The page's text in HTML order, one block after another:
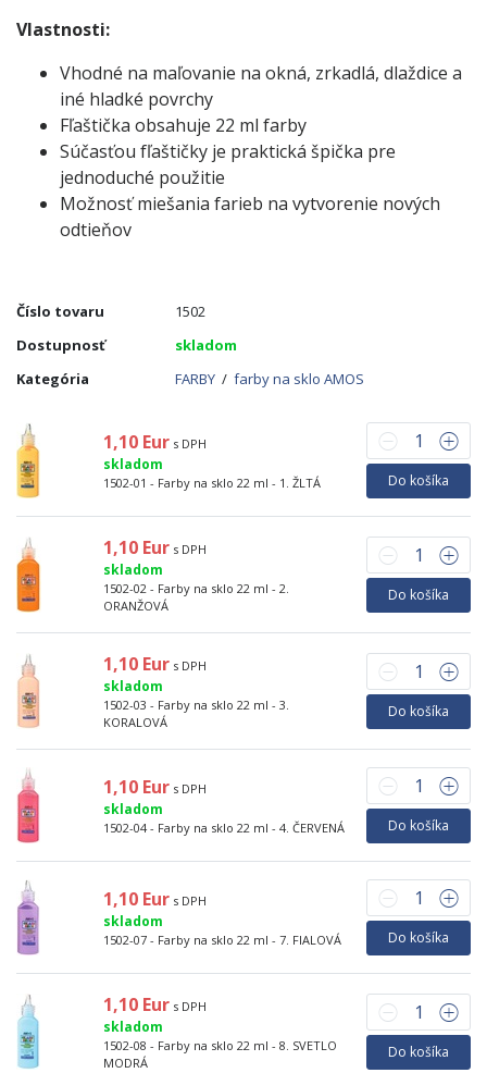
Vlastnosti:
Vhodné na maľovanie na okná, zrkadlá, dlaždice a
iné hladké povrchy
Fľaštička obsahuje 22 ml farby
Súčasťou fľaštičky je praktická špička pre
jednoduché použitie
Možnosť miešania farieb na vytvorenie nových
odtieňov
Číslo tovaru
1502
Dostupnosť
skladom
Kategória
FARBY / farby na sklo AMOS
1,10 Eur s DPH
skladom
1502-01 - Farby na sklo 22 ml - 1. ŽLTÁ Do košíka
1,10 Eur s DPH
skladom
1502-02 - Farby na sklo 22 ml - 2.
ORANŽOVÁ
Do košíka
1,10 Eur s DPH
skladom
1502-03 - Farby na sklo 22 ml - 3.
KORALOVÁ
Do košíka
1,10 Eur s DPH
skladom
1502-04 - Farby na sklo 22 ml - 4. ČERVENÁ Do košíka
1,10 Eur s DPH
skladom
1502-07 - Farby na sklo 22 ml - 7. FIALOVÁ Do košíka
1,10 Eur s DPH
skladom
1502-08 - Farby na sklo 22 ml - 8. SVETLO
MODRÁ
Do košíka